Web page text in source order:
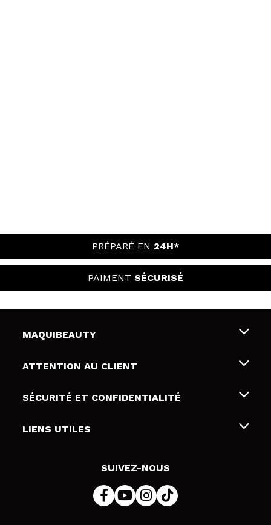
PRÉPARÉ EN 24H*
PAIMENT SÉCURISÉ
MAQUIBEAUTY
Qui sommes nous
Cartes-cadeaux
ATTENTION AU CLIENT
Livraison & retour
Modes de paiement
SÉCURITÉ ET CONFIDENTIALITÉ
Conditions et confidentialité
LIENS UTILES
SUIVEZ-NOUS